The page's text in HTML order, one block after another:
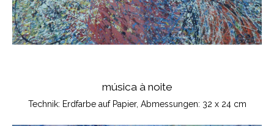
música à noite
Technik: Erdfarbe auf Papier, Abmessungen: 32 x 24 cm